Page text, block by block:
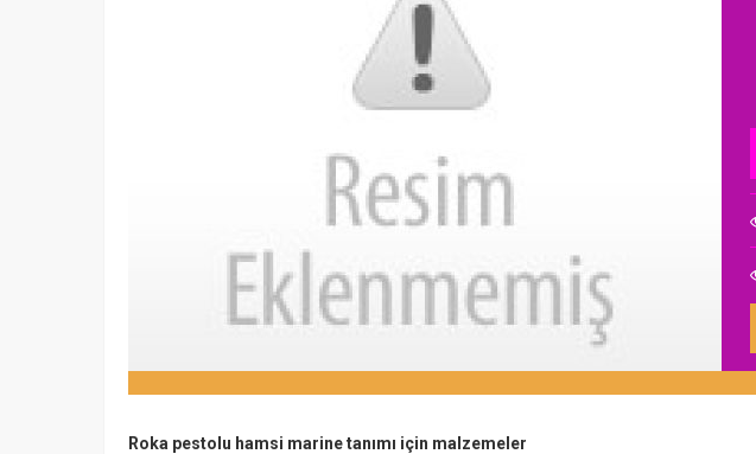
Roka pestolu hamsi marine tanımı için malzemeler